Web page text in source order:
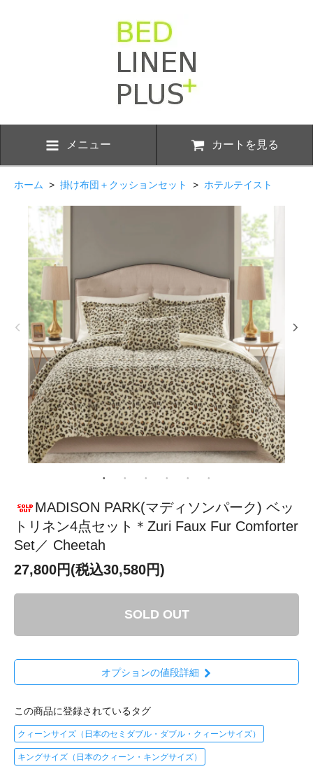
メニュー カートを見る
ホーム > 掛け布団＋クッションセット > ホテルテイスト
MADISON PARK(マディソンパーク) ベッ
トリネン4点セット＊Zuri Faux Fur Comforter
Set／ Cheetah
27,800円(税込30,580円)
SOLD OUT
オプションの値段詳細
この商品に登録されているタグ
クィーンサイズ（日本のセミダブル・ダブル・クィーンサイズ）
キングサイズ（日本のクィーン・キングサイズ）